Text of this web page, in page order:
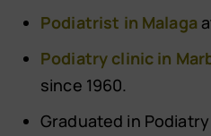
Podiatrist in Malaga
Podiatry clinic in
since 1960.
Graduated in